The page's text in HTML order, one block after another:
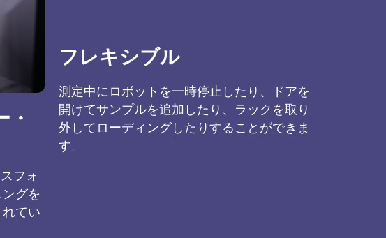
フォ
グを
てい
フレキシブル
測定中にロボットを一時停止したり、ドアを
開けてサンプルを追加したり、ラックを取り
外してローディングしたりすることができま
す。